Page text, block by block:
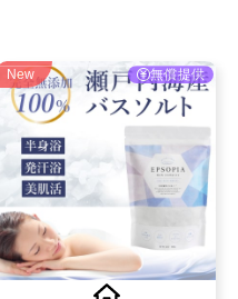
New 無償提供